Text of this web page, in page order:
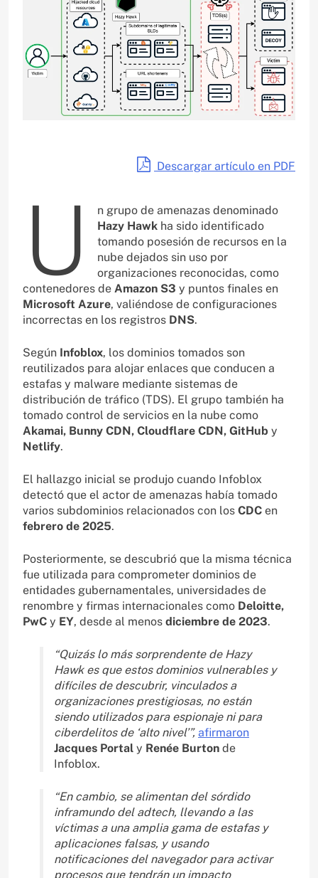
Descargar artículo en PDF
U
n grupo de amenazas denominado
Hazy Hawk ha sido identificado
tomando posesión de recursos en la
nube dejados sin uso por
organizaciones reconocidas, como
contenedores de Amazon S3 y puntos finales en
Microsoft Azure, valiéndose de configuraciones
incorrectas en los registros DNS.
Según Infoblox, los dominios tomados son
reutilizados para alojar enlaces que conducen a
estafas y malware mediante sistemas de
distribución de tráfico (TDS). El grupo también ha
tomado control de servicios en la nube como
Akamai, Bunny CDN, Cloudflare CDN, GitHub y
Netlify.
El hallazgo inicial se produjo cuando Infoblox
detectó que el actor de amenazas había tomado
varios subdominios relacionados con los CDC en
febrero de 2025.
Posteriormente, se descubrió que la misma técnica
fue utilizada para comprometer dominios de
entidades gubernamentales, universidades de
renombre y firmas internacionales como Deloitte,
PwC y EY, desde al menos diciembre de 2023.
“Quizás lo más sorprendente de Hazy
Hawk es que estos dominios vulnerables y
difíciles de descubrir, vinculados a
organizaciones prestigiosas, no están
siendo utilizados para espionaje ni para
ciberdelitos de ‘alto nivel’”, afirmaron
Jacques Portal y Renée Burton de
Infoblox.
“En cambio, se alimentan del sórdido
inframundo del adtech, llevando a las
víctimas a una amplia gama de estafas y
aplicaciones falsas, y usando
notificaciones del navegador para activar
procesos que tendrán un impacto